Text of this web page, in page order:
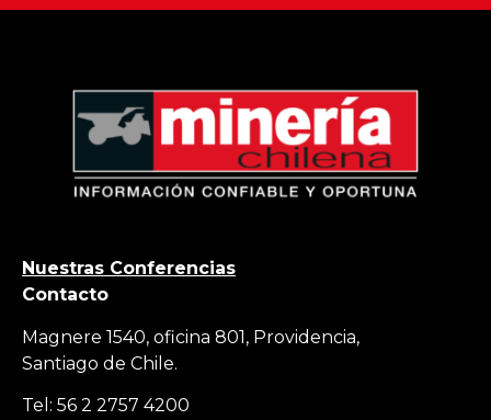
Nuestras Conferencias
Contacto
Magnere 1540, oficina 801, Providencia,
Santiago de Chile.
Tel: 56 2 2757 4200